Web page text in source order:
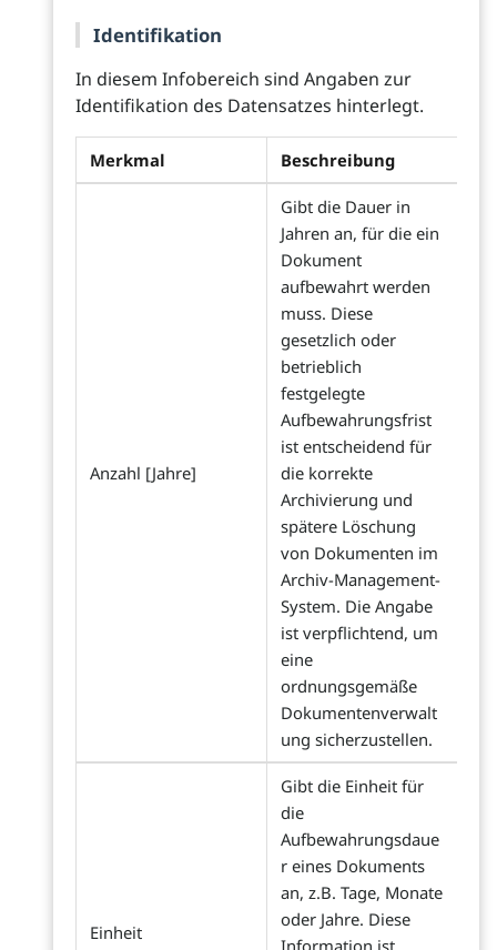
Identifikation
In diesem Infobereich sind Angaben zur
Identifikation des Datensatzes hinterlegt.
Merkmal Beschreibung
Anzahl [Jahre]
Gibt die Dauer in
Jahren an, für die ein
Dokument
aufbewahrt werden
muss. Diese
gesetzlich oder
betrieblich
festgelegte
Aufbewahrungsfrist
ist entscheidend für
die korrekte
Archivierung und
spätere Löschung
von Dokumenten im
Archiv-Management-
System. Die Angabe
ist verpflichtend, um
eine
ordnungsgemäße
Dokumentenverwalt
ung sicherzustellen.
Einheit
Gibt die Einheit für
die
Aufbewahrungsdaue
r eines Dokuments
an, z.B. Tage, Monate
oder Jahre. Diese
Information ist